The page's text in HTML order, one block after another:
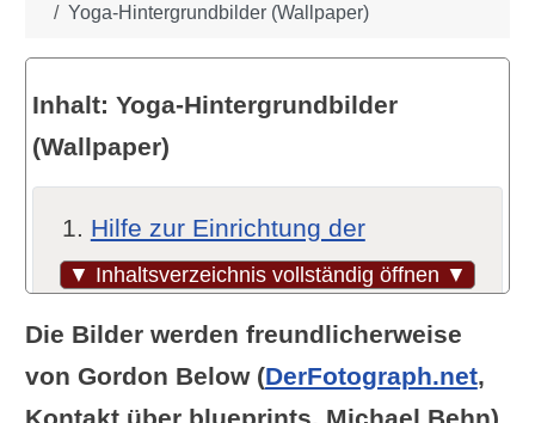
Yoga-Hintergrundbilder (Wallpaper)
▼ Inhaltsverzeichnis vollständig öffnen ▼
Inhalt: Yoga-Hintergrundbilder
(Wallpaper)
Hilfe zur Einrichtung der
Hintergrundbilder
Hintergrundbild – Yoga Sutra I-1:
Die Bilder werden freundlicherweise
von Gordon Below (DerFotograph.net,
Kontakt über blueprints, Michael Behn)